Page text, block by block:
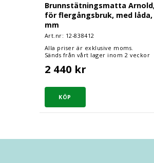
Brunnstätningsmatta
för flergångsbruk, med låda,
mm
Art.nr: 12-838412
Alla priser är exklusive moms.
Sänds från vårt lager inom 2 veckor
2 440 kr